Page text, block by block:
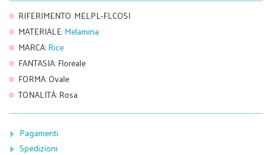
RIFERIMENTO:MELPL-FLCOSI
MATERIALE:Melamina
MARCA:Rice
FANTASIA:Floreale
FORMA:Ovale
TONALITÀ:Rosa
Pagamenti
Spedizioni